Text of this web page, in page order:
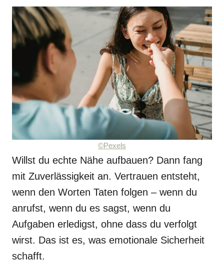
©Pexels
Willst du echte Nähe aufbauen? Dann fang
mit Zuverlässigkeit an. Vertrauen entsteht,
wenn den Worten Taten folgen – wenn du
anrufst, wenn du es sagst, wenn du
Aufgaben erledigst, ohne dass du verfolgt
wirst. Das ist es, was emotionale Sicherheit
schafft.